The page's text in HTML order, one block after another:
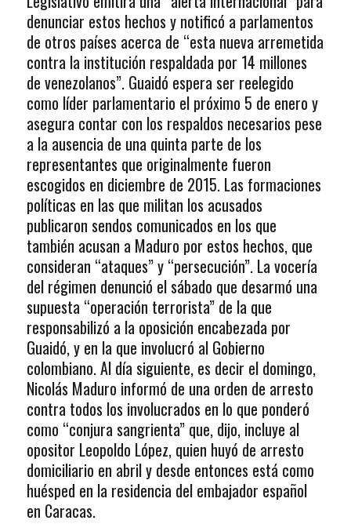
denunciar estos hechos y notificó a parlamentos
de otros países acerca de “esta nueva arremetida
contra la institución respaldada por 14 millones
de venezolanos”. Guaidó espera ser reelegido
como líder parlamentario el próximo 5 de enero y
asegura contar con los respaldos necesarios pese
a la ausencia de una quinta parte de los
representantes que originalmente fueron
escogidos en diciembre de 2015. Las formaciones
políticas en las que militan los acusados
publicaron sendos comunicados en los que
también acusan a Maduro por estos hechos, que
consideran “ataques” y “persecución”. La vocería
del régimen denunció el sábado que desarmó una
supuesta “operación terrorista” de la que
responsabilizó a la oposición encabezada por
Guaidó, y en la que involucró al Gobierno
colombiano. Al día siguiente, es decir el domingo,
Nicolás Maduro informó de una orden de arresto
contra todos los involucrados en lo que ponderó
como “conjura sangrienta” que, dijo, incluye al
opositor Leopoldo López, quien huyó de arresto
domiciliario en abril y desde entonces está como
huésped en la residencia del embajador español
en Caracas.